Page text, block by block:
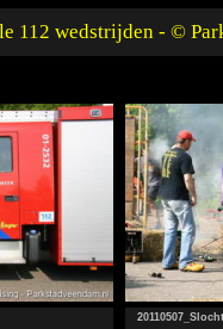
112 wedstrijden - ©